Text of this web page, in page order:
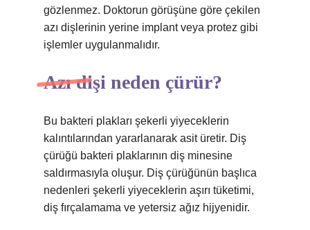
gözlenmez. Doktorun görüşüne göre çekilen
azı dişlerinin yerine implant veya protez gibi
işlemler uygulanmalıdır.
Azı dişi neden çürür?
Bu bakteri plakları şekerli yiyeceklerin
kalıntılarından yararlanarak asit üretir. Diş
çürüğü bakteri plaklarının diş minesine
saldırmasıyla oluşur. Diş çürüğünün başlıca
nedenleri şekerli yiyeceklerin aşırı tüketimi,
diş fırçalamama ve yetersiz ağız hijyenidir.